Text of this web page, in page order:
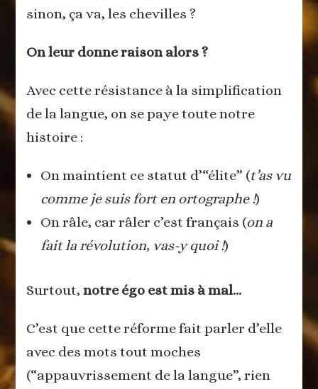
sinon, ça va, les chevilles ?
On leur donne raison alors ?
Avec cette résistance à la simplification
de la langue, on se paye toute notre
histoire :
On maintient ce statut d’“élite” (t’as vu
comme je suis fort en ortographe !)
On râle, car râler c’est français (on a
fait la révolution, vas-y quoi !)
Surtout, notre égo est mis à mal…
C’est que cette réforme fait parler d’elle
avec des mots tout moches
(“appauvrissement de la langue”, rien